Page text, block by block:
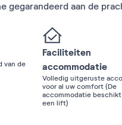
gegarandeerd aan de
van de
Faciliteiten
accommodatie
Volledig uitgeruste
voor al uw comfort (De
accommodatie
een lift)